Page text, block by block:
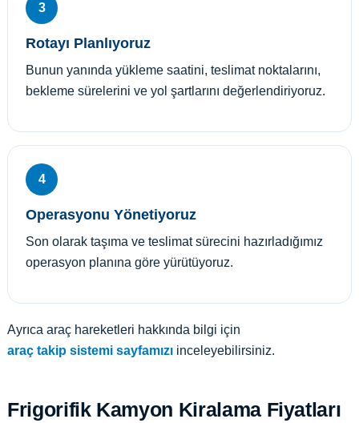
3
Rotayı Planlıyoruz
Bunun yanında yükleme saatini, teslimat noktalarını,
bekleme sürelerini ve yol şartlarını değerlendiriyoruz.
4
Operasyonu Yönetiyoruz
Son olarak taşıma ve teslimat sürecini hazırladığımız
operasyon planına göre yürütüyoruz.
Ayrıca araç hareketleri hakkında bilgi için
araç takip sistemi sayfamızı inceleyebilirsiniz.
Frigorifik Kamyon Kiralama Fiyatları